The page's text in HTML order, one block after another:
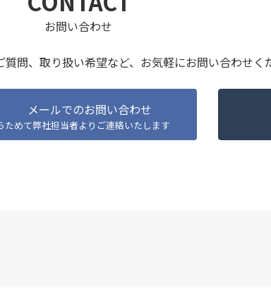
お問い合わせ
問、取り扱い希望など、 お気軽にお問い合わせく
メールでのお問い合わせ
ためて弊社担当者よりご連絡いたします